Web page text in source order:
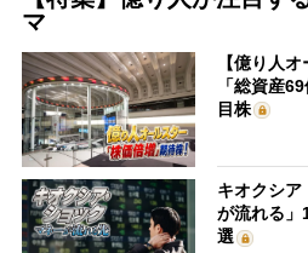
マ
【億り人
「総資産
目株
キオクシア
が流れる
選